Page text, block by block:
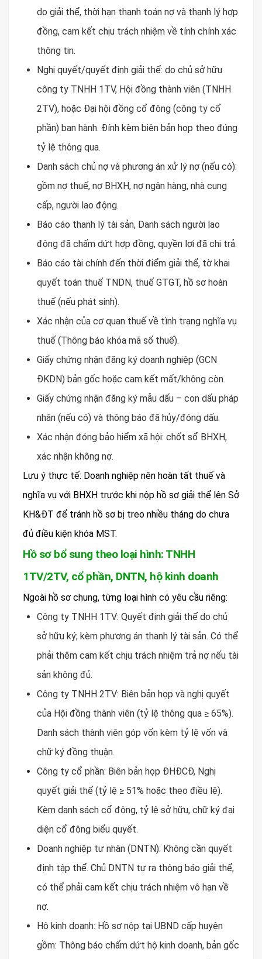
do giải thể, thời hạn thanh toán nợ và thanh lý hợp
đồng, cam kết chịu trách nhiệm về tính chính xác
thông tin.
Nghị quyết/quyết định giải thể: do chủ sở hữu
công ty TNHH 1TV, Hội đồng thành viên (TNHH
2TV), hoặc Đại hội đồng cổ đông (công ty cổ
phần) ban hành. Đính kèm biên bản họp theo đúng
tỷ lệ thông qua.
Danh sách chủ nợ và phương án xử lý nợ (nếu có):
gồm nợ thuế, nợ BHXH, nợ ngân hàng, nhà cung
cấp, người lao động.
Báo cáo thanh lý tài sản, Danh sách người lao
động đã chấm dứt hợp đồng, quyền lợi đã chi trả.
Báo cáo tài chính đến thời điểm giải thể, tờ khai
quyết toán thuế TNDN, thuế GTGT, hồ sơ hoàn
thuế (nếu phát sinh).
Xác nhận của cơ quan thuế về tình trạng nghĩa vụ
thuế (Thông báo khóa mã số thuế).
Giấy chứng nhận đăng ký doanh nghiệp (GCN
ĐKDN) bản gốc hoặc cam kết mất/không còn.
Giấy chứng nhận đăng ký mẫu dấu – con dấu pháp
nhân (nếu có) và thông báo đã hủy/đóng dấu.
Xác nhận đóng bảo hiểm xã hội: chốt sổ BHXH,
xác nhận không nợ.
Lưu ý thực tế: Doanh nghiệp nên hoàn tất thuế và
nghĩa vụ với BHXH trước khi nộp hồ sơ giải thể lên Sở
KH&ĐT để tránh hồ sơ bị treo nhiều tháng do chưa
đủ điều kiện khóa MST.
Hồ sơ bổ sung theo loại hình: TNHH
1TV/2TV, cổ phần, DNTN, hộ kinh doanh
Ngoài hồ sơ chung, từng loại hình có yêu cầu riêng:
Công ty TNHH 1TV: Quyết định giải thể do chủ
sở hữu ký; kèm phương án thanh lý tài sản. Có thể
phải thêm cam kết chịu trách nhiệm trả nợ nếu tài
sản không đủ.
Công ty TNHH 2TV: Biên bản họp và nghị quyết
của Hội đồng thành viên (tỷ lệ thông qua ≥ 65%).
Danh sách thành viên góp vốn kèm tỷ lệ vốn và
chữ ký đồng thuận.
Công ty cổ phần: Biên bản họp ĐHĐCĐ, Nghị
quyết giải thể (tỷ lệ ≥ 51% hoặc theo điều lệ).
Kèm danh sách cổ đông, tỷ lệ sở hữu, chữ ký đại
diện cổ đông biểu quyết.
Doanh nghiệp tư nhân (DNTN): Không cần quyết
định tập thể. Chủ DNTN tự ra thông báo giải thể,
có thể phải cam kết chịu trách nhiệm vô hạn về
nợ.
Hộ kinh doanh: Hồ sơ nộp tại UBND cấp huyện
gồm: Thông báo chấm dứt hộ kinh doanh, bản gốc